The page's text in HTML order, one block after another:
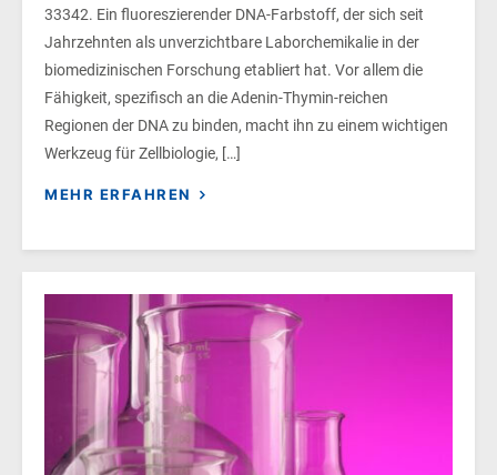
33342. Ein fluoreszierender DNA-Farbstoff, der sich seit
Jahrzehnten als unverzichtbare Laborchemikalie in der
biomedizinischen Forschung etabliert hat. Vor allem die
Fähigkeit, spezifisch an die Adenin-Thymin-reichen
Regionen der DNA zu binden, macht ihn zu einem wichtigen
Werkzeug für Zellbiologie, […]
MEHR ERFAHREN